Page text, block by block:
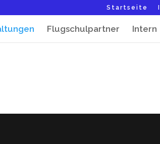
Startseite
Flugschulpartner Intern